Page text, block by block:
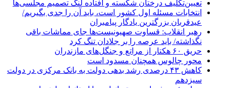
تعیین‌تکلیف درختان شکسته و افتاده لنگ تصمیم مجلسی‌ها
انتخابات مسئله اول کشور است، باید آن را جدی بگیریم/
عیدقربان بزرگترین یادگار پیامبران
رهبر انقلاب: قساوت صهیونیست‌ها جای مماشات باقی
نگذاشته/ باید عرصه را بر جلادان تنگ کرد
حریق ۶۰ هکتار از مراتع و جنگل‌های مازندران
محور چالوس همچنان مسدود است
کاهش ۴۳ درصدی رشد بدهی دولت به بانک مرکزی در دولت
سیزدهم